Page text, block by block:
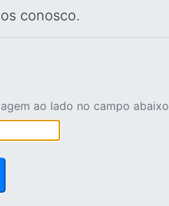
conosco.
ao lado no campo abaixo